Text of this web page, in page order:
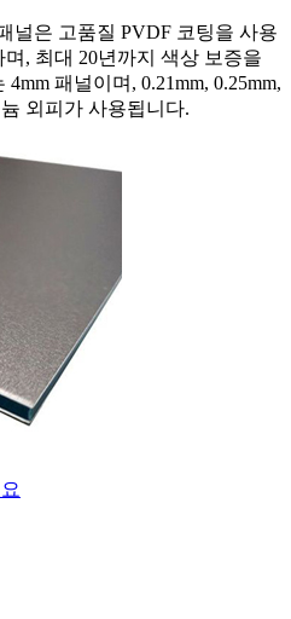
널은 고품질 PVDF 코팅을 사용
, 최대 20년까지 색상 보증을
패널이며, 0.21mm, 0.25mm,
외피가 사용됩니다.